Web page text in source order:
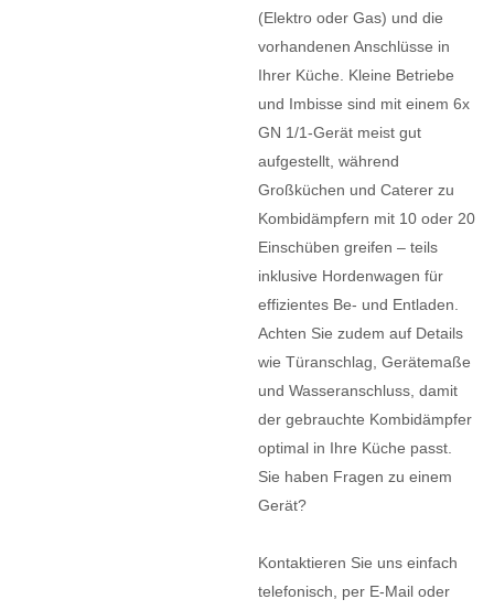
(Elektro oder Gas) und die
vorhandenen Anschlüsse in
Ihrer Küche. Kleine Betriebe
und Imbisse sind mit einem 6x
GN 1/1-Gerät meist gut
aufgestellt, während
Großküchen und Caterer zu
Kombidämpfern mit 10 oder 20
Einschüben greifen – teils
inklusive Hordenwagen für
effizientes Be- und Entladen.
Achten Sie zudem auf Details
wie Türanschlag, Gerätemaße
und Wasseranschluss, damit
der gebrauchte Kombidämpfer
optimal in Ihre Küche passt.
Sie haben Fragen zu einem
Gerät?
Kontaktieren Sie uns einfach
telefonisch, per E-Mail oder